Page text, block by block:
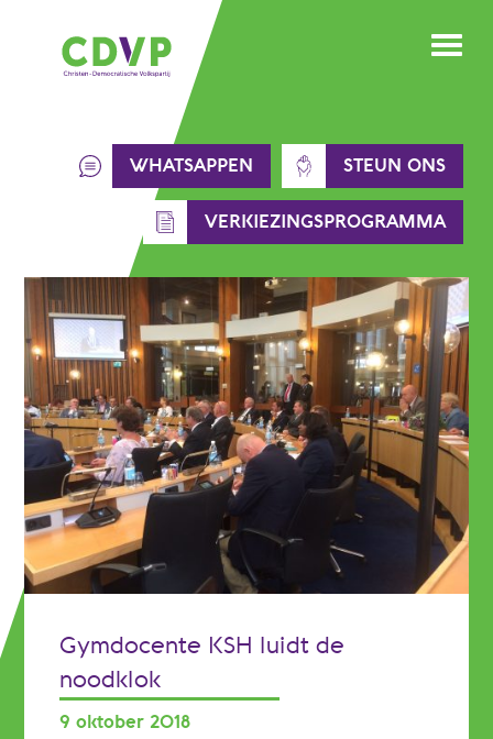
WHATSAPPEN STEUN ONS
VERKIEZINGSPROGRAMMA
Gymdocente KSH luidt de
noodklok
9 oktober 2018